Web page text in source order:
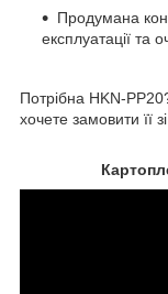
Продумана
експлуатації та
Потрібна HKN-
хочете замовити її